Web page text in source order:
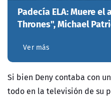
Padecía ELA: Muere
Thrones", Michael
Ver más
Si bien Deny contaba con
todo en la televisión de su